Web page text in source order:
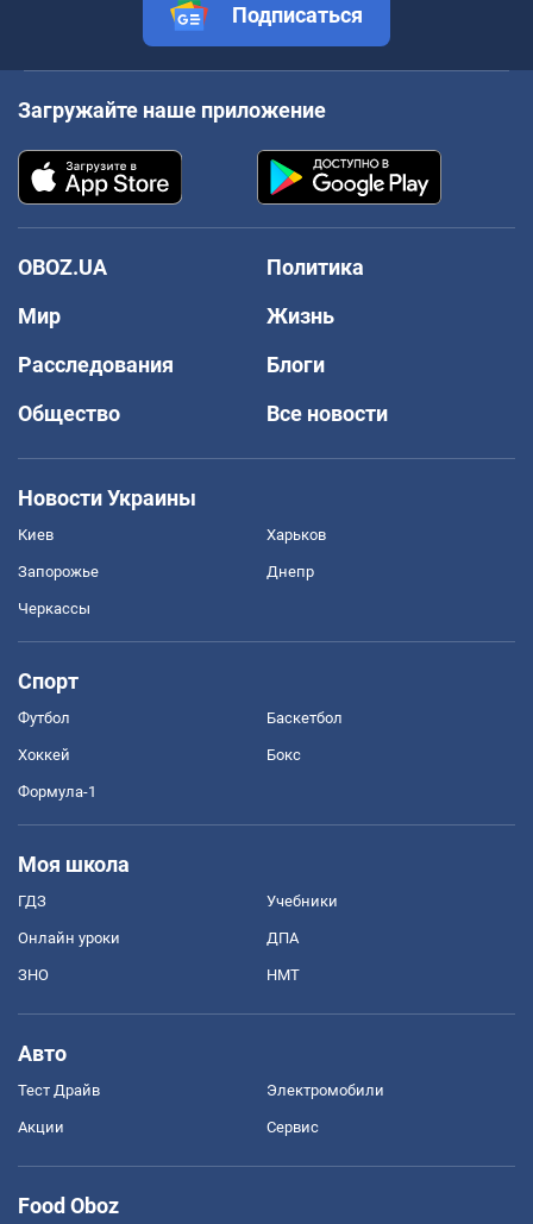
Подписаться
Загружайте наше приложение
OBOZ.UA
Политика
Мир
Жизнь
Расследования
Блоги
Общество
Все новости
Новости Украины
Киев Харьков
Запорожье Днепр
Черкассы
Спорт
Футбол Баскетбол
Хоккей Бокс
Формула-1
Моя школа
ГДЗ Учебники
Онлайн уроки ДПА
ЗНО НМТ
Авто
Тест Драйв Электромобили
Акции Сервис
Food Oboz